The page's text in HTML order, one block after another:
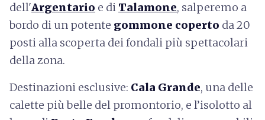
dell'Argentario e di Talamone, salperemo a
bordo di un potente gommone coperto da 20
posti alla scoperta dei fondali più spettacolari
della zona.
Destinazioni esclusive: Cala Grande, una delle
calette più belle del promontorio, e l’isolotto al